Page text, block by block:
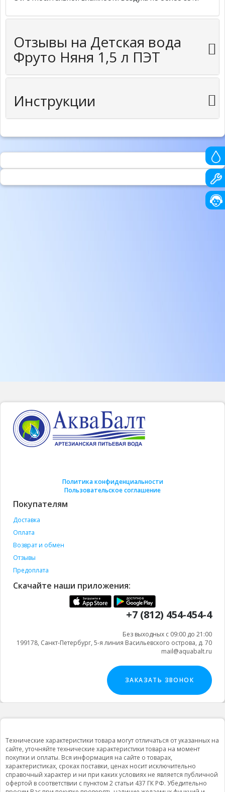
Отзывы на Детская вода
Фруто Няня 1,5 л ПЭТ
Инструкции
Политика конфиденциальности
Пользовательское соглашение
Покупателям
Доставка
Оплата
Возврат и обмен
Отзывы
Предоплата
Скачайте наши приложения:
+7 (812) 454-454-4
Без выходных с 09:00 до 21:00
199178, Санкт-Петербург, 5-я линия Васильевского острова, д. 70
mail@aquabalt.ru
ЗАКАЗАТЬ ЗВОНОК
Технические характеристики товара могут отличаться от указанных на
сайте, уточняйте технические характеристики товара на момент
покупки и оплаты. Вся информация на сайте о товарах,
характеристиках, сроках поставки, ценах носит исключительно
справочный характер и ни при каких условиях не является публичной
офертой в соответствии с пунктом 2 статьи 437 ГК РФ. Убедительно